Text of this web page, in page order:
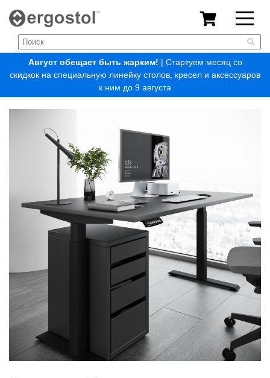
Август обещает быть жарким! | Стартуем месяц со
скидкок на специальную линейку столов, кресел и аксессуаров
к ним до 9 августа